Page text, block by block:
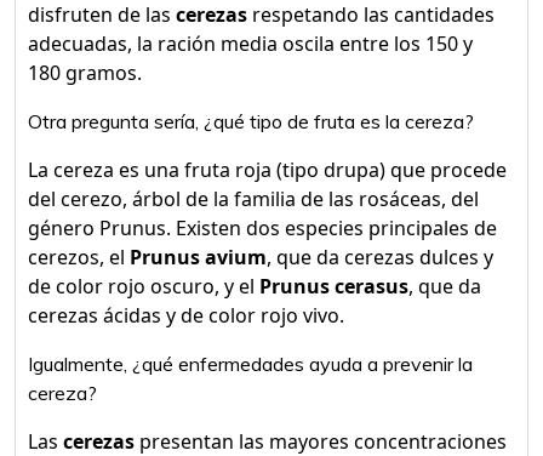
disfruten de las cerezas respetando las cantidades
adecuadas, la ración media oscila entre los 150 y
180 gramos.
Otra pregunta sería, ¿qué tipo de fruta es la cereza?
La cereza es una fruta roja (tipo drupa) que procede
del cerezo, árbol de la familia de las rosáceas, del
género Prunus. Existen dos especies principales de
cerezos, el Prunus avium, que da cerezas dulces y
de color rojo oscuro, y el Prunus cerasus, que da
cerezas ácidas y de color rojo vivo.
Igualmente, ¿qué enfermedades ayuda a prevenir la
cereza?
Las cerezas presentan las mayores concentraciones